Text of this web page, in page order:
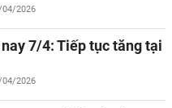
04/2026
7/4: Tiếp tục tăng tại
04/2026